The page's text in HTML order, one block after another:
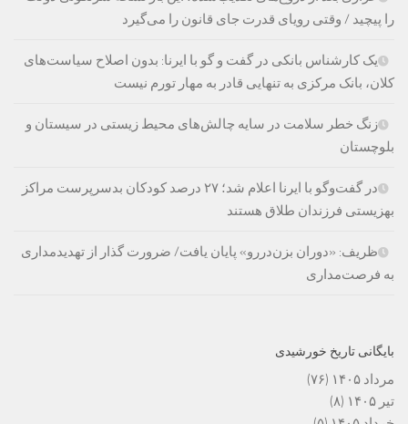
را پیچید / وقتی رویای قدرت جای قانون را می‌گیرد
یک کارشناس بانکی در گفت و گو با ایرنا: بدون اصلاح سیاست‌های
کلان، بانک مرکزی به تنهایی قادر به مهار تورم نیست
زنگ خطر سلامت در سایه چالش‌های محیط زیستی در سیستان و
بلوچستان
در گفت‌وگو با ایرنا اعلام شد؛ ۲۷ درصد کودکان بدسرپرست مراکز
بهزیستی فرزندان طلاق هستند
ظریف: «دوران بزن‌دررو» پایان یافت/ ضرورت گذار از تهدیدمداری
به فرصت‌مداری
بایگانی تاریخ خورشیدی
مرداد ۱۴۰۵
(۷۶)
تیر ۱۴۰۵
(۸)